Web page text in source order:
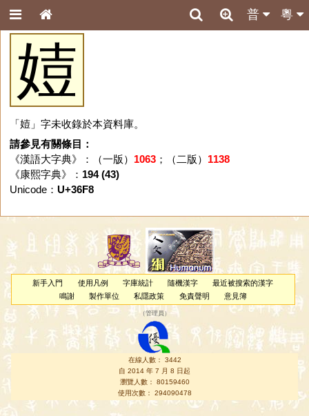
粵
普
㛸
「㛸」字未收錄於本資料庫。
請參見有關條目：
《漢語大字典》：（一版） 1063；（二版） 1138
《康熙字典》： 194 (43)
Unicode： U+36F8
新手入門 使用凡例 字庫統計 隨機漢字
最近被搜索的漢字
鳴謝
製作單位 私隱政策 免責聲明 意見簿
（管理員 ）
在線人數： 3442
自 2014 年 7 月 8 日起
瀏覽人數： 80159460
使用次數： 294090478